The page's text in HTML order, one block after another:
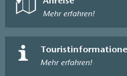
Mehr erfahren!
Mehr erfahren!